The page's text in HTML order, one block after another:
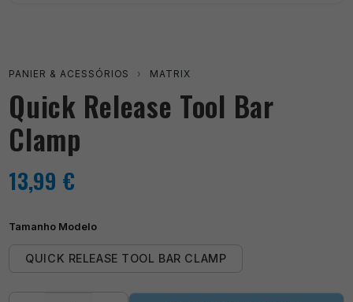
PANIER & ACESSÓRIOS › MATRIX
Quick Release Tool Bar
Clamp
13,99 €
Tamanho Modelo
QUICK RELEASE TOOL BAR CLAMP